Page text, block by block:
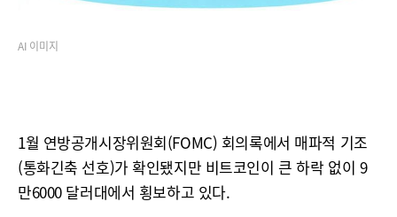
AI 이미지
1월 연방공개시장위원회(FOMC) 회의록에서 매파적 기조
(통화긴축 선호)가 확인됐지만 비트코인이 큰 하락 없이 9
만6000 달러대에서 횡보하고 있다.